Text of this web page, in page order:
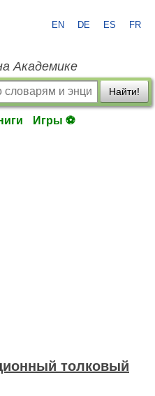
EN DE ES FR
Академике
Найти!
Игры ⚽
толковый